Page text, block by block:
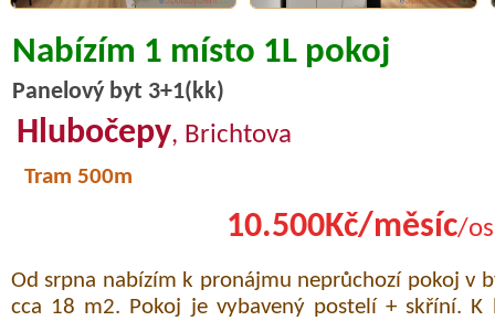
Nabízím 1 místo 1L pokoj
Panelový byt 3+1(kk)
Hlubočepy, Brichtova
Tram 500m
10.500Kč/měsíc/
Od srpna nabízím k pronájmu neprůchozí pokoj v
cca 18 m2. Pokoj je vybavený postelí + skříní. K